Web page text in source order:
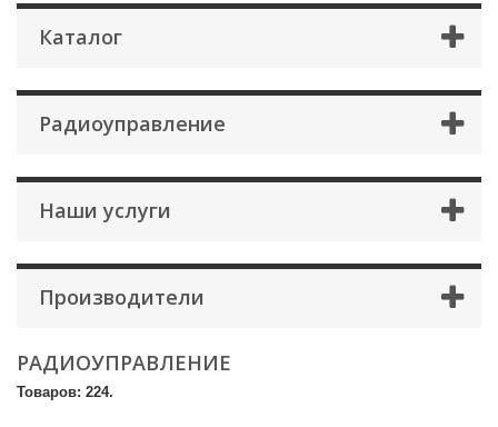
Каталог
Радиоуправление
Наши услуги
Производители
РАДИОУПРАВЛЕНИЕ
Товаров: 224.
Оформление заказа ×
Имя*